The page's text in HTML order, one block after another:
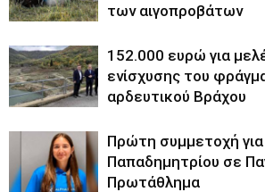
των αιγοπροβάτων
152.000 ευρώ για
ενίσχυσης του
αρδευτικού Βράχου
Πρώτη συμμετοχή
Παπαδημητρίου σε
Πρωτάθλημα